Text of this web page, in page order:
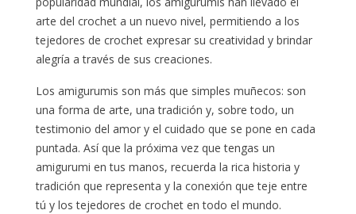
arte del crochet a un nuevo nivel, permitiendo a los
tejedores de crochet expresar su creatividad y brindar
alegría a través de sus creaciones.
Los amigurumis son más que simples muñecos: son
una forma de arte, una tradición y, sobre todo, un
testimonio del amor y el cuidado que se pone en cada
puntada. Así que la próxima vez que tengas un
amigurumi en tus manos, recuerda la rica historia y
tradición que representa y la conexión que teje entre
tú y los tejedores de crochet en todo el mundo.